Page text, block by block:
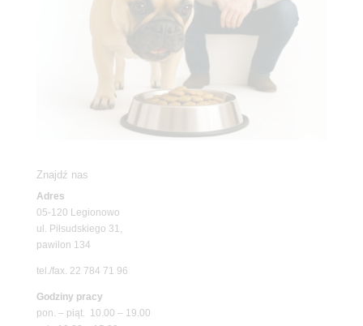
Znajdź nas
Adres
05-120 Legionowo
ul. Piłsudskiego 31,
pawilon 134
tel./fax. 22 784 71 96
Godziny pracy
pon. – piąt. 10.00 – 19.00